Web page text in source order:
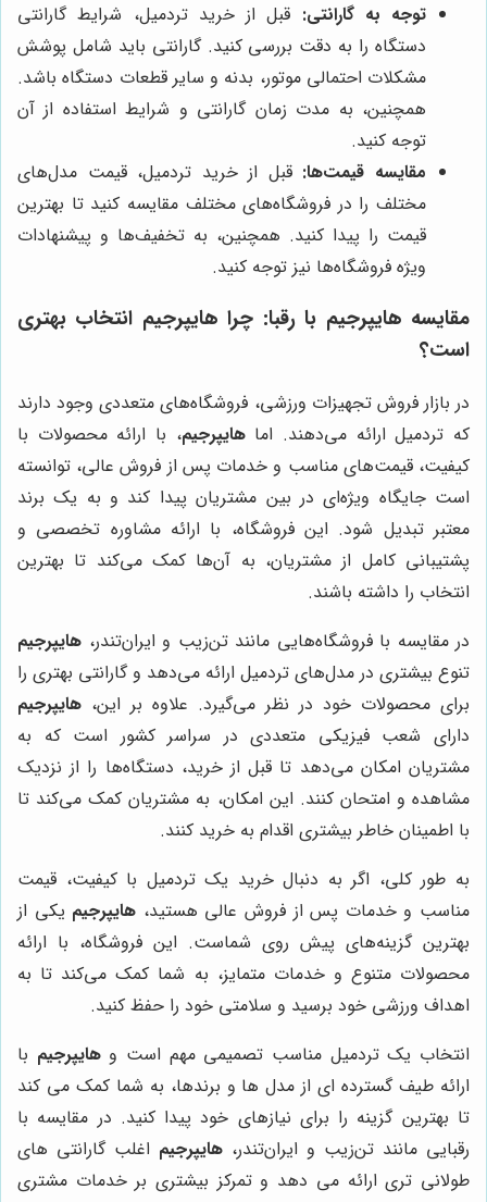
توجه به گارانتی: قبل از خرید تردمیل، شرایط گارانتی
دستگاه را به دقت بررسی کنید. گارانتی باید شامل پوشش
مشکلات احتمالی موتور، بدنه و سایر قطعات دستگاه باشد.
همچنین، به مدت زمان گارانتی و شرایط استفاده از آن
توجه کنید.
مقایسه قیمت‌ها: قبل از خرید تردمیل، قیمت مدل‌های
مختلف را در فروشگاه‌های مختلف مقایسه کنید تا بهترین
قیمت را پیدا کنید. همچنین، به تخفیف‌ها و پیشنهادات
ویژه فروشگاه‌ها نیز توجه کنید.
مقایسه هایپرجیم با رقبا: چرا هایپرجیم انتخاب بهتری
است؟
در بازار فروش تجهیزات ورزشی، فروشگاه‌های متعددی وجود دارند
که تردمیل ارائه می‌دهند. اماهایپرجیم، با ارائه محصولات با
کیفیت، قیمت‌های مناسب و خدمات پس از فروش عالی، توانسته
است جایگاه ویژه‌ای در بین مشتریان پیدا کند و به یک برند
معتبر تبدیل شود. این فروشگاه، با ارائه مشاوره تخصصی و
پشتیبانی کامل از مشتریان، به آن‌ها کمک می‌کند تا بهترین
انتخاب را داشته باشند.
در مقایسه با فروشگاه‌هایی مانند تن‌زیب و ایران‌تندر، هایپرجیم
تنوع بیشتری در مدل‌های تردمیل ارائه می‌دهد و گارانتی بهتری را
برای محصولات خود در نظر می‌گیرد. علاوه بر این، هایپرجیم
دارای شعب فیزیکی متعددی در سراسر کشور است که به
مشتریان امکان می‌دهد تا قبل از خرید، دستگاه‌ها را از نزدیک
مشاهده و امتحان کنند. این امکان، به مشتریان کمک می‌کند تا
با اطمینان خاطر بیشتری اقدام به خرید کنند.
به طور کلی، اگر به دنبال خرید یک تردمیل با کیفیت، قیمت
مناسب و خدمات پس از فروش عالی هستید، هایپرجیم یکی از
بهترین گزینه‌های پیش روی شماست. این فروشگاه، با ارائه
محصولات متنوع و خدمات متمایز، به شما کمک می‌کند تا به
اهداف ورزشی خود برسید و سلامتی خود را حفظ کنید.
انتخاب یک تردمیل مناسب تصمیمی مهم است وهایپرجیم با
ارائه طیف گسترده ای از مدل ها و برندها، به شما کمک می کند
تا بهترین گزینه را برای نیازهای خود پیدا کنید. در مقایسه با
رقبایی مانند تن‌زیب و ایران‌تندر، هایپرجیم اغلب گارانتی های
طولانی تری ارائه می دهد و تمرکز بیشتری بر خدمات مشتری